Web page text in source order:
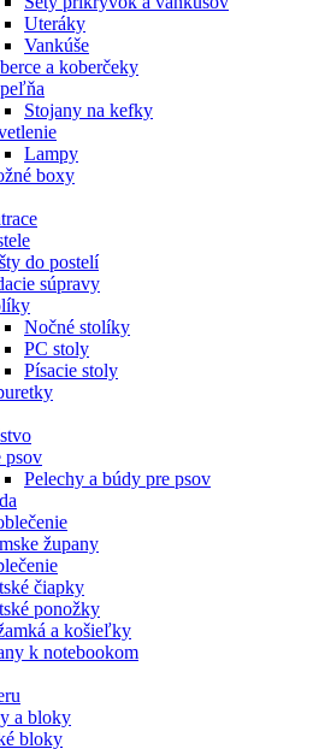
Uteráky
Vankúše
a koberčeky
Stojany na kefky
Lampy
boxy
do postelí
súpravy
Nočné stolíky
PC stoly
Písacie stoly
psov
Pelechy a búdy pre psov
župany
čiapky
ponožky
a košieľky
k notebookom
a bloky
bloky